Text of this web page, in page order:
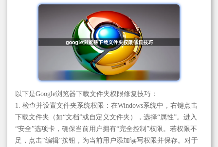
以下是Google浏览器下载文件夹权限修复技巧：
1. 检查并设置文件夹系统权限：在Windows系统中，右键点击
下载文件夹（如“文档”或自定义文件夹），选择“属性”。进入
“安全”选项卡，确保当前用户拥有“完全控制”权限。若权限不
足，点击“编辑”按钮，为当前用户添加读写权限并保存。对于